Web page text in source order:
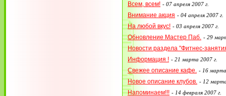
Всем, всем! - 07 апреля 2007 г.
Внимание акция - 04 апреля 2007 г.
На любой вкус! - 03 апреля 2007 г.
Обновление Мастер Паб. - 29
Новости раздела "Фитнес-
Информация ! - 21 марта 2007 г.
Свежее описание кафе. - 16
Новое описание клубов. - 12
Напоминаем!!! - 14 февраля 2007 г.